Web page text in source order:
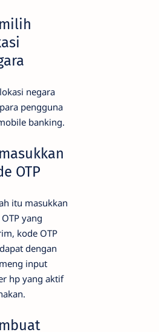
negara
pengguna
banking.
OTP
itu masukkan
yang
kode OTP
dengan
input
hp yang aktif